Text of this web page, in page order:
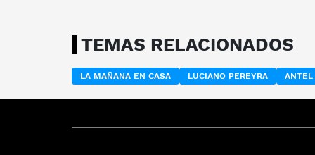
TEMAS RELACIONADOS
LA MAÑANA EN CASA LUCIANO PEREYRA ANTEL